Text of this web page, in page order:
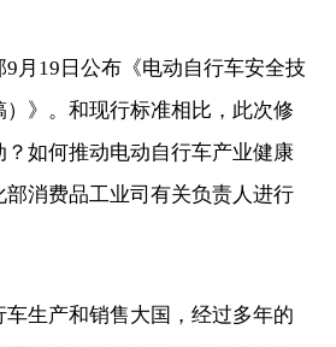
19日公布《电动自行车安全技
》。和现行标准相比，此次修
如何推动电动自行车产业健康
消费品工业司有关负责人进行
生产和销售大国，经过多年的